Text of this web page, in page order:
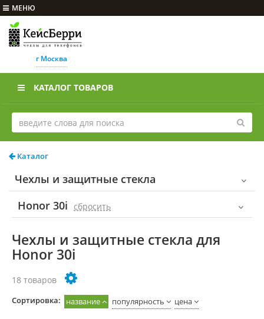
МЕНЮ
г Москва
КАТАЛОГ ТОВАРОВ
Каталог
Чехлы и защитные стекла
Honor 30i
cбросить
Чехлы и защитные стекла для
Honor 30i
18 товаров
Cортировка: название популярность цена